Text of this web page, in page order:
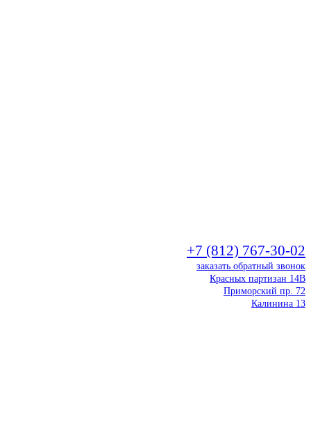
+7 (812) 767-30-02
заказать обратный звонок
Красных партизан 14В
Приморский пр. 72
Калинина 13